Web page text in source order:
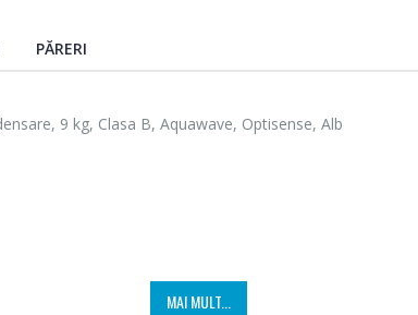
PĂRERI
9 kg, Clasa B, Aquawave, Optisense, Alb
MAI MULT...